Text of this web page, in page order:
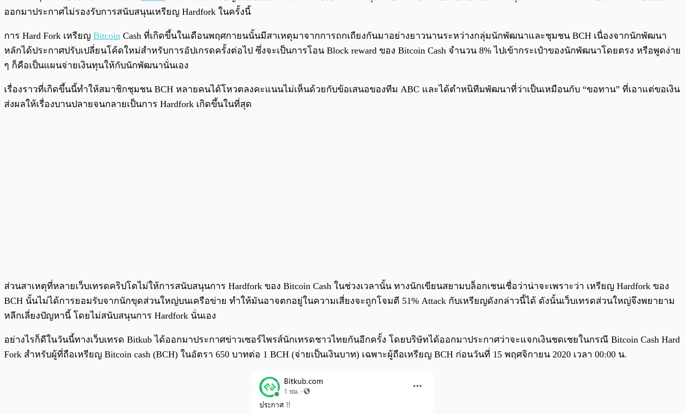
ออกมาประกาศไม่รองรับการสนับสนุนเหรียญ Hardfork ในครั้งนี้
การ Hard Fork เหรียญ Bitcoin Cash ที่เกิดขึ้นในเดือนพฤศกายนนั้นมีสาเหตุมาจากการถกเถียงกันมาอย่างยาวนานระหว่างกลุ่มนักพัฒนาและชุมชน BCH เนื่องจากนักพัฒนา
หลักได้ประกาศปรับเปลี่ยนโค้ดใหม่สำหรับการอัปเกรดครั้งต่อไป ซึ่งจะเป็นการโอน Block reward ของ Bitcoin Cash จำนวน 8% ไปเข้ากระเป๋าของนักพัฒนาโดยตรง หรือพูดง่าย
ๆ ก็คือเป็นแผนจ่ายเงินทุนให้กับนักพัฒนานั่นเอง
เรื่องราวที่เกิดขึ้นนี้ทำให้สมาชิกชุมชน BCH หลายคนได้โหวตลงคะแนนไม่เห็นด้วยกับข้อเสนอของทีม ABC และได้ตำหนิทีมพัฒนาที่ว่าเป็นเหมือนกับ “ขอทาน” ที่เอาแต่ขอเงิน
ส่งผลให้เรื่องบานปลายจนกลายเป็นการ Hardfork เกิดขึ้นในที่สุด
ส่วนสาเหตุที่หลายเว็บเทรดคริปโตไม่ให้การสนับสนุนการ Hardfork ของ Bitcoin Cash ในช่วงเวลานั้น ทางนักเขียนสยามบล็อกเชนเชื่อว่าน่าจะเพราะว่า เหรียญ Hardfork ของ
BCH นั้นไม่ได้การยอมรับจากนักขุดส่วนใหญ่บนเครือข่าย ทำให้มันอาจตกอยู่ในความเสี่ยงจะถูกโจมตี 51% Attack กับเหรียญดังกล่าวนี้ได้ ดังนั้นเว็บเทรดส่วนใหญ่จึงพยายาม
หลีกเลี่ยงปัญหานี้ โดยไม่สนับสนุนการ Hardfork นั่นเอง
อย่างไรก็ดีในวันนี้ทางเว็บเทรด Bitkub ได้ออกมาประกาศข่าวเซอร์ไพรส์นักเทรดชาวไทยกันอีกครั้ง โดยบริษัทได้ออกมาประกาศว่าจะแจกเงินชดเชยในกรณี Bitcoin Cash Hard
Fork สำหรับผู้ที่ถือเหรียญ Bitcoin cash (BCH) ในอัตรา 650 บาทต่อ 1 BCH (จ่ายเป็นเงินบาท) เฉพาะผู้ถือเหรียญ BCH ก่อนวันที่ 15 พฤศจิกายน 2020 เวลา 00:00 น.